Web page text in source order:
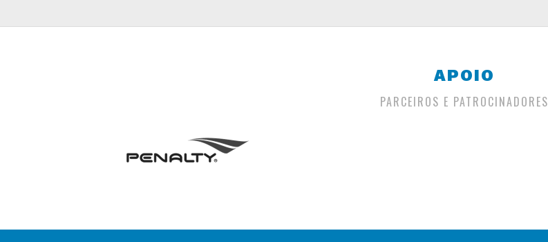
APOIO
PARCEIROS E PATROCINADORES